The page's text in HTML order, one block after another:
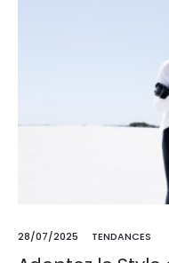
28/07/2025 TENDANCES